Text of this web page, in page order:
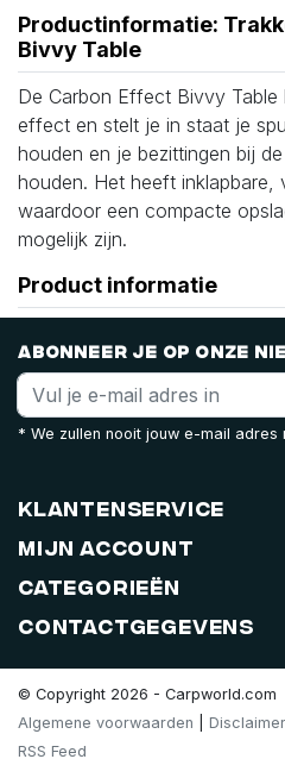
Productinformatie:
Bivvy Table
De Carbon Effect Bivvy
effect en stelt je in staat je
houden en je bezittingen bij
houden. Het heeft inklapbare,
waardoor een compacte
mogelijk zijn.
Product informatie
Abonneer je op onze
* We zullen nooit jouw e-mail adres
Klantenservice
Mijn account
Categorieën
Contactgegevens
© Copyright 2026 - Carpworld.com
Algemene voorwaarden
Disclaimer
RSS Feed